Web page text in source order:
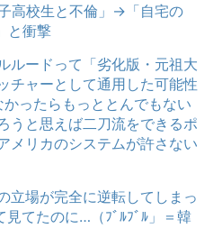
高校生と不倫」→「自宅の
と衝撃
ルードって「劣化版・元祖大
チャーとして通用した可能性
ったらもっととんでもない
うと思えば二刀流をできるポ
メリカのシステムが許さない
立場が完全に逆転してしまっ
てたのに…（ﾌﾞﾙﾌﾞﾙ」＝韓